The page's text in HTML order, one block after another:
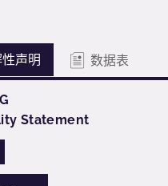
声明 数据表
Statement
DESCRIPTIONS